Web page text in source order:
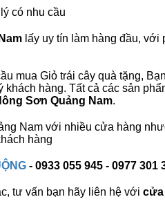
có nhu cầu
lấy uy tín làm hàng đầu, với
mua Giỏ trái cây quà tặng,
hàng. Tất cả các sản
Sơn Quảng Nam.
Nam với nhiều cửa hàng
hàng
- 0933 055 945 - 0977 301
tư vấn bạn hãy liên hệ với cửa